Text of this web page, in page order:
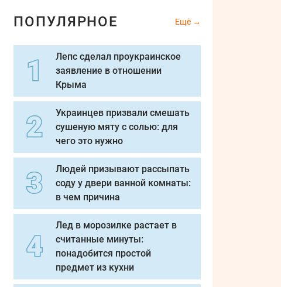
ПОПУЛЯРНОЕ Ещё
Лепс сделал проукраинское
заявление в отношении
Крыма
Украинцев призвали смешать
сушеную мяту с солью: для
чего это нужно
Людей призывают рассыпать
соду у двери ванной комнаты:
в чем причина
Лед в морозилке растает в
считанные минуты:
понадобится простой
предмет из кухни